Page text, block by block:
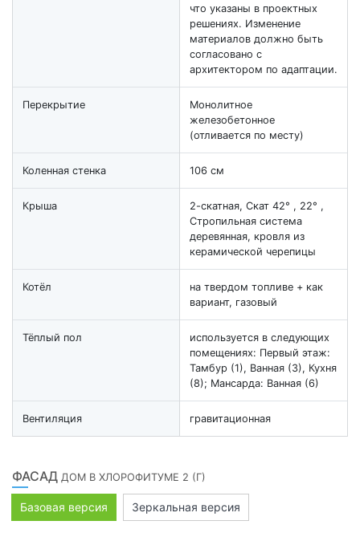
что указаны в проектных
решениях. Изменение
материалов должно быть
согласовано с
архитектором по адаптации.
Перекрытие
Монолитное
железобетонное
(отливается по месту)
Коленная стенка 106 см
Крыша
2-скатная, Скат 42° , 22° ,
Стропильная система
деревянная, кровля из
керамической черепицы
Котёл
на твердом топливе + как
вариант, газовый
Тёплый пол
используется в следующих
помещениях: Первый этаж:
Тамбур (1), Ванная (3), Кухня
(8); Мансарда: Ванная (6)
Вентиляция гравитационная
ФАСАД ДОМ В ХЛОРОФИТУМЕ 2 (Г)
Базовая версия Зеркальная версия